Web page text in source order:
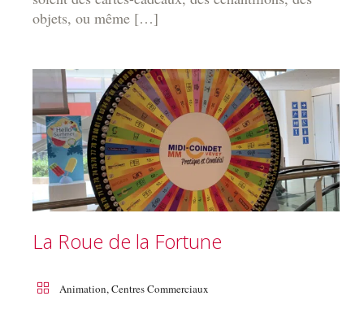
objets, ou même […]
La Roue de la Fortune
Animation,Centres Commerciaux